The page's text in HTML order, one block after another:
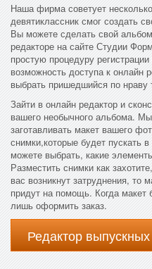
Наша фирма советует
девятиклассник смог создать
Вы можете сделать свой
редакторе на сайте Студии
простую процедуру
возможность доступа к онлайн
выбрать пришедшийся по
Зайти в онлайн редактор и
вашего необычного альбома.
заготавливать макет вашего
снимки,которые будет пускать
можете выбрать, какие
Разместить снимки как
вас возникнут затруднения,
придут на помощь. Когда макет
лишь оформить заказ.
Редактор